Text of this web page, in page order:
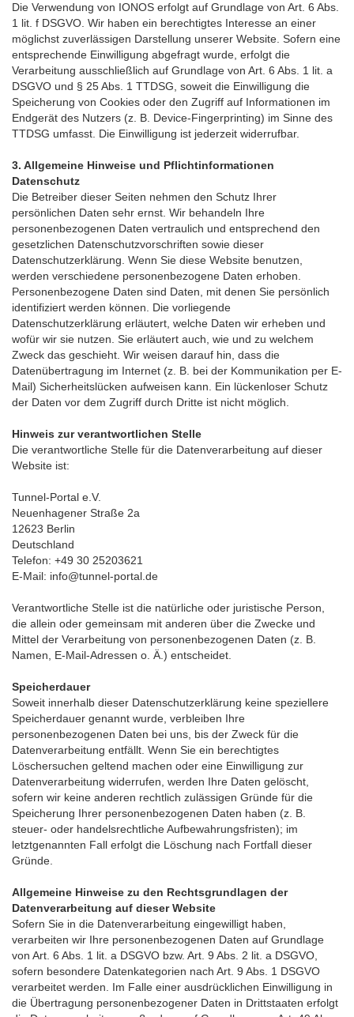
Die Verwendung von IONOS erfolgt auf Grundlage von Art. 6 Abs.
1 lit. f DSGVO. Wir haben ein berechtigtes Interesse an einer
möglichst zuverlässigen Darstellung unserer Website. Sofern eine
entsprechende Einwilligung abgefragt wurde, erfolgt die
Verarbeitung ausschließlich auf Grundlage von Art. 6 Abs. 1 lit. a
DSGVO und § 25 Abs. 1 TTDSG, soweit die Einwilligung die
Speicherung von Cookies oder den Zugriff auf Informationen im
Endgerät des Nutzers (z. B. Device-Fingerprinting) im Sinne des
TTDSG umfasst. Die Einwilligung ist jederzeit widerrufbar.
3. Allgemeine Hinweise und Pflichtinformationen
Datenschutz
Die Betreiber dieser Seiten nehmen den Schutz Ihrer
persönlichen Daten sehr ernst. Wir behandeln Ihre
personenbezogenen Daten vertraulich und entsprechend den
gesetzlichen Datenschutzvorschriften sowie dieser
Datenschutzerklärung. Wenn Sie diese Website benutzen,
werden verschiedene personenbezogene Daten erhoben.
Personenbezogene Daten sind Daten, mit denen Sie persönlich
identifiziert werden können. Die vorliegende
Datenschutzerklärung erläutert, welche Daten wir erheben und
wofür wir sie nutzen. Sie erläutert auch, wie und zu welchem
Zweck das geschieht. Wir weisen darauf hin, dass die
Datenübertragung im Internet (z. B. bei der Kommunikation per E-
Mail) Sicherheitslücken aufweisen kann. Ein lückenloser Schutz
der Daten vor dem Zugriff durch Dritte ist nicht möglich.
Hinweis zur verantwortlichen Stelle
Die verantwortliche Stelle für die Datenverarbeitung auf dieser
Website ist:
Tunnel-Portal e.V.
Neuenhagener Straße 2a
12623 Berlin
Deutschland
Telefon: +49 30 25203621
E-Mail: info@tunnel-portal.de
Verantwortliche Stelle ist die natürliche oder juristische Person,
die allein oder gemeinsam mit anderen über die Zwecke und
Mittel der Verarbeitung von personenbezogenen Daten (z. B.
Namen, E-Mail-Adressen o. Ä.) entscheidet.
Speicherdauer
Soweit innerhalb dieser Datenschutzerklärung keine speziellere
Speicherdauer genannt wurde, verbleiben Ihre
personenbezogenen Daten bei uns, bis der Zweck für die
Datenverarbeitung entfällt. Wenn Sie ein berechtigtes
Löschersuchen geltend machen oder eine Einwilligung zur
Datenverarbeitung widerrufen, werden Ihre Daten gelöscht,
sofern wir keine anderen rechtlich zulässigen Gründe für die
Speicherung Ihrer personenbezogenen Daten haben (z. B.
steuer- oder handelsrechtliche Aufbewahrungsfristen); im
letztgenannten Fall erfolgt die Löschung nach Fortfall dieser
Gründe.
Allgemeine Hinweise zu den Rechtsgrundlagen der
Datenverarbeitung auf dieser Website
Sofern Sie in die Datenverarbeitung eingewilligt haben,
verarbeiten wir Ihre personenbezogenen Daten auf Grundlage
von Art. 6 Abs. 1 lit. a DSGVO bzw. Art. 9 Abs. 2 lit. a DSGVO,
sofern besondere Datenkategorien nach Art. 9 Abs. 1 DSGVO
verarbeitet werden. Im Falle einer ausdrücklichen Einwilligung in
die Übertragung personenbezogener Daten in Drittstaaten erfolgt